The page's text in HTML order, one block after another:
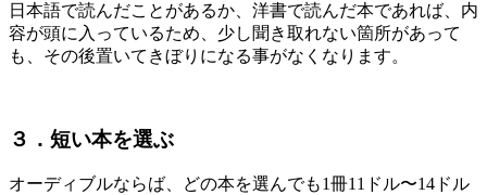
日本語で読んだことがあるか、洋書で読んだ本であれば、内
容が頭に入っているため、少し聞き取れない箇所があって
も、その後置いてきぼりになる事がなくなります。
３．短い本を選ぶ
オーディブルならば、どの本を選んでも1冊11ドル〜14ドル